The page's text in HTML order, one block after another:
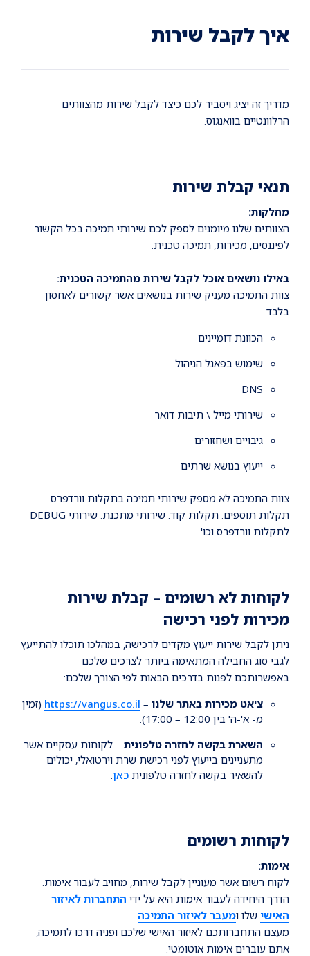
navigation
איך לקבל שירות
מדריך זה יציג ויסביר לכם כיצד לקבל שירות מהצוותים
הרלוונטיים בוואנגוס.
תנאי קבלת שירות
מחלקות:
הצוותים שלנו מיומנים לספק לכם שירותי תמיכה בכל הקשור
לפיננסים, מכירות, תמיכה טכנית.
באילו נושאים אוכל לקבל שירות מהתמיכה הטכנית:
צוות התמיכה מעניק שירות בנושאים אשר קשורים לאחסון
בלבד.
הכוונת דומיינים
שימוש בפאנל הניהול
DNS
שירותי מייל \ תיבות דואר
גיבויים ושחזורים
ייעוץ בנושא שרתים
צוות התמיכה לא מספק שירותי תמיכה בתקלות וורדפרס.
תקלות תוספים. תקלות קוד. שירותי מתכנת. שירותי DEBUG
לתקלות וורדפרס וכו'.
לקוחות לא רשומים – קבלת שירות
מכירות לפני רכישה
ניתן לקבל שירות ייעוץ מקדים לרכישה, במהלכו תוכלו להתייעץ
לגבי סוג החבילה המתאימה ביותר לצרכים שלכם
באפשרותכם לפנות בדרכים הבאות לפי הצורך שלכם:
צ'אט מכירות באתר שלנו –
https://vangus.co.il (זמין
מ- א'-ה' בין 12:00 – 17:00).
השארת בקשה לחזרה טלפונית – לקוחות עסקיים אשר
מתעניינים בייעוץ לפני רכישת שרת וירטואלי, יכולים
להשאיר בקשה לחזרה טלפונית כאן.
לקוחות רשומים
אימות:
לקוח רשום אשר מעוניין לקבל שירות, מחויב לעבור אימות.
הדרך היחידה לעבור אימות היא על ידי התחברות לאיזור
האישי שלו ומעבר לאיזור התמיכה.
מעצם התחברותכם לאיזור האישי שלכם ופניה דרכו לתמיכה,
אתם עוברים אימות אוטומטי.